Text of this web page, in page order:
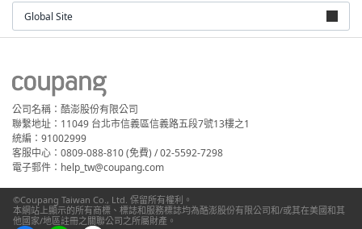
Global Site
公司名稱：酷澎股份有限公司
聯繫地址：11049 台北市信義區信義路五段7號13樓之1
統編：91002999
客服中心：0809-088-810 (免費) / 02-5592-7298
電子郵件：help_tw@coupang.com
©Coupang Taiwan Co., Ltd. 保留所有權利。
本網站上顯示的所有商標、標誌和服務標誌均為酷澎股份有限公司和/或其在美國和其
他國家/地區註冊之關聯公司之所屬財產。